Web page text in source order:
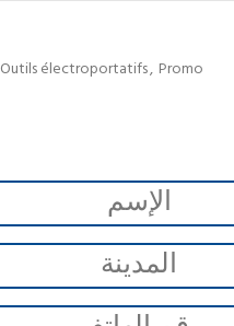
Outils électroportatifs, Promo